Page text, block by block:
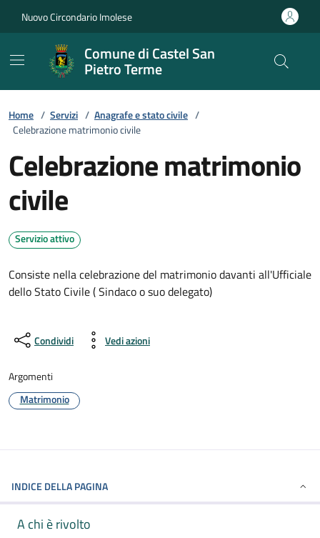
Nuovo Circondario Imolese
Comune di Castel San
Pietro Terme
Home / Servizi / Anagrafe e stato civile /
Celebrazione matrimonio civile
Celebrazione matrimonio
civile
Servizio attivo
Consiste nella celebrazione del matrimonio davanti all'Ufficiale
dello Stato Civile ( Sindaco o suo delegato)
Condividi Vedi azioni
Argomenti
Matrimonio
INDICE DELLA PAGINA
A chi è rivolto